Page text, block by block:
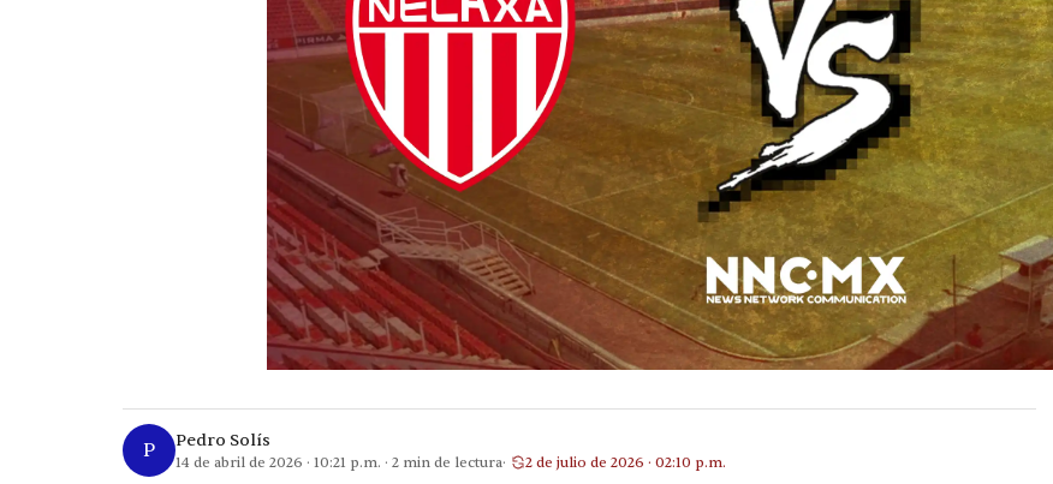
P Pedro Solís
14 de abril de 2026 · 10:21 p.m. · 2 min de lectura 2 de julio de 2026 · 02:10 p.m.